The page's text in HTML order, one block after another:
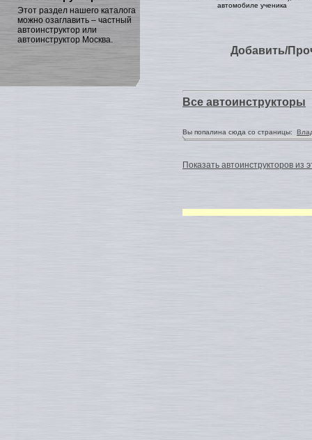
Этот раздел нашего каталога
можно озаглавить – частный
автоинструктор или
автоинструктор Москва.
автомобиле ученика
Добавить/
Все автоинструкторы
Вы попалина сюда со страницы:
Показать автоинструкторов из